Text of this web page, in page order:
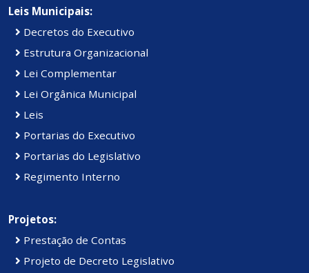
Leis Municipais:
Decretos do Executivo
Estrutura Organizacional
Lei Complementar
Lei Orgânica Municipal
Leis
Portarias do Executivo
Portarias do Legislativo
Regimento Interno
Projetos:
Prestação de Contas
Projeto de Decreto Legislativo